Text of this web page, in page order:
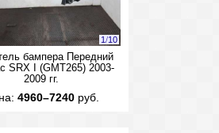
1/10
бампера Передний
SRX I (GMT265) 2003-
2009 гг.
4960–7240руб.